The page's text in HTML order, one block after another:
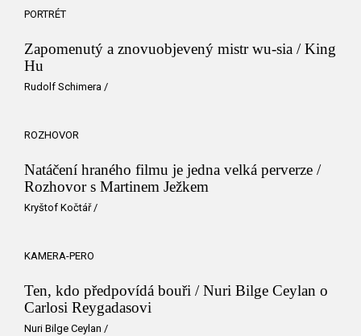
PORTRÉT
Zapomenutý a znovuobjevený mistr wu-sia / King
Hu
Rudolf Schimera /
ROZHOVOR
Natáčení hraného filmu je jedna velká perverze /
Rozhovor s Martinem Ježkem
Kryštof Kočtář/
KAMERA-PERO
Ten, kdo předpovídá bouři / Nuri Bilge Ceylan o
Carlosi Reygadasovi
Nuri Bilge Ceylan /